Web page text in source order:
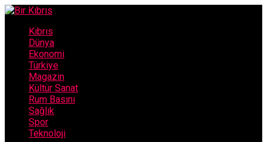
Kıbrıs
Dünya
Ekonomi
Türkiye
Magazin
Kültür Sanat
Rum Basını
Sağlık
Spor
Teknoloji